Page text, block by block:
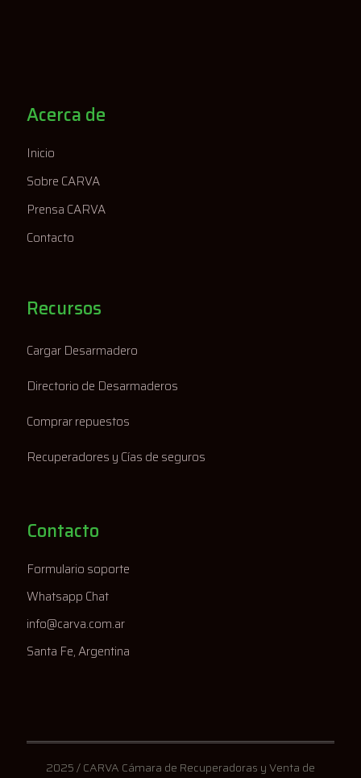
Acerca de
Inicio
Sobre CARVA
Prensa CARVA
Contacto
Recursos
Cargar Desarmadero
Directorio de Desarmaderos
Comprar repuestos
Recuperadores y Cías de seguros
Contacto
Formulario soporte
Whatsapp Chat
info@carva.com.ar
Santa Fe, Argentina
2025 / CARVA Cámara de Recuperadoras y Venta de